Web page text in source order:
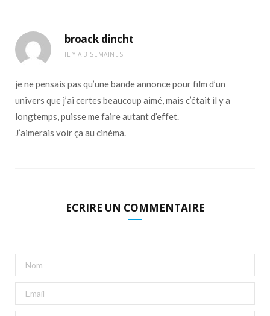
broack dincht
IL Y A 3 SEMAINES
je ne pensais pas qu’une bande annonce pour film d’un
univers que j’ai certes beaucoup aimé, mais c’était il y a
longtemps, puisse me faire autant d’effet.
J’aimerais voir ça au cinéma.
ECRIRE UN COMMENTAIRE